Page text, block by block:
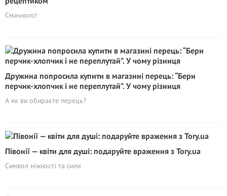
Смачного!
Дружина попросила купити в магазині перець: “Бери
перчик-хлопчик і не переплутай”. У чому різниця
А як ви обираєте перець?
Півонії — квіти для душі: подаруйте враження з Tory.ua
Символ ніжності та сили